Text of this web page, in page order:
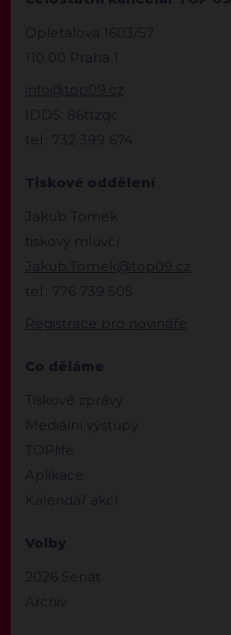
Opletalova 1603/57
110 00 Praha 1
info@top09.cz
IDDS: 86ttzqc
tel.: 732 399 674
Tiskové oddělení
Jakub Tomek
tiskový mluvčí
Jakub.Tomek@top09.cz
tel.: 776 739 505
Registrace pro novináře
Co děláme
Tiskové zprávy
Mediální výstupy
TOPlife
Aplikace
Kalendář akcí
Volby
2026 Senát
Archiv